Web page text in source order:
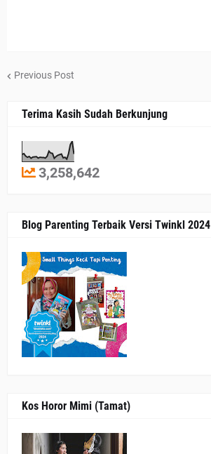
Previous Post
Terima Kasih Sudah Berkunjung
3,258,642
Blog Parenting Terbaik Versi Twinkl 2024
Kos Horor Mimi (Tamat)